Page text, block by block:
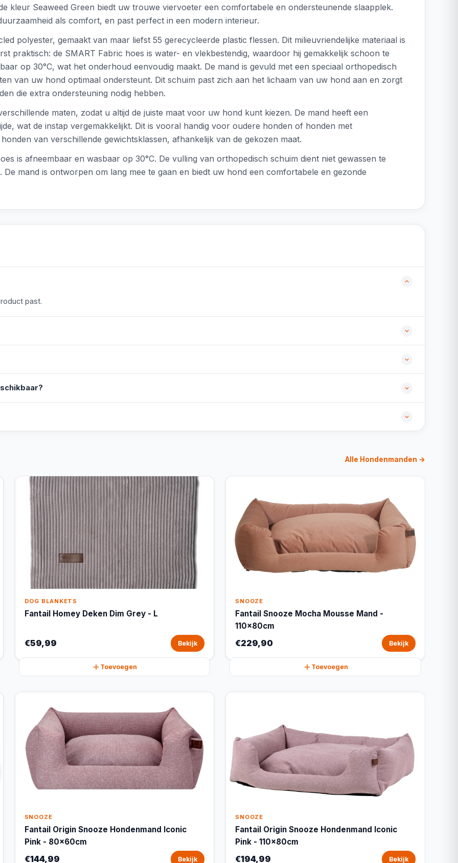
kleur Seaweed Green biedt uw trouwe viervoeter een comfortabele en ondersteunende slaapplek.
als comfort, en past perfect in een modern interieur.
polyester, gemaakt van maar liefst 55 gerecycleerde plastic flessen. Dit milieuvriendelijke materiaal is
praktisch: de SMART Fabric hoes is water- en vlekbestendig, waardoor hij gemakkelijk schoon te
op 30°C, wat het onderhoud eenvoudig maakt. De mand is gevuld met een speciaal orthopedisch
van uw hond optimaal ondersteunt. Dit schuim past zich aan het lichaam van uw hond aan en zorgt
die extra ondersteuning nodig hebben.
maten, zodat u altijd de juiste maat voor uw hond kunt kiezen. De mand heeft een
wat de instap vergemakkelijkt. Dit is vooral handig voor oudere honden of honden met
van verschillende gewichtsklassen, afhankelijk van de gekozen maat.
is afneembaar en wasbaar op 30°C. De vulling van orthopedisch schuim dient niet gewassen te
mand is ontworpen om lang mee te gaan en biedt uw hond een comfortabele en gezonde
past.
Alle Hondenmanden →
DOG BLANKETS
Fantail Homey Deken Dim Grey - L
€59,99 Bekijk
Toevoegen
SNOOZE
Fantail Snooze Mocha Mousse Mand -
110x80cm
€229,90 Bekijk
Toevoegen
SNOOZE
Fantail Origin Snooze Hondenmand Iconic
Pink - 80x60cm
€144,99 Bekijk
SNOOZE
Fantail Origin Snooze Hondenmand Iconic
Pink - 110x80cm
€194,99 Bekijk